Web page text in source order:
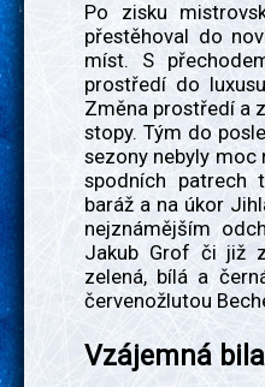
Po zisku
přestěhoval do
míst. S
prostředí do
Změna prostředí a
stopy. Tým do
sezony nebyly moc
spodních patrech
baráž a na úkor
nejznámějším
Jakub Grof či již
zelená, bílá a
červenožlutou
Vzájemná